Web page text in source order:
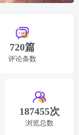
187455次
浏览总数
720篇
评论条数